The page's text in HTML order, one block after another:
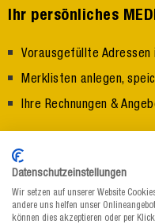
Ihr persönliches
Vorausgefüllte Adressen
Merklisten anlegen,
Ihre Rechnungen &
Jetzt registrieren
Datenschutzeinstellungen
Wir setzen auf unserer Website
andere uns helfen unser
können dies akzeptieren oder per